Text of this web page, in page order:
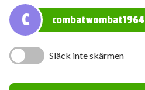
C combatwombat1964
Släck inte skärmen